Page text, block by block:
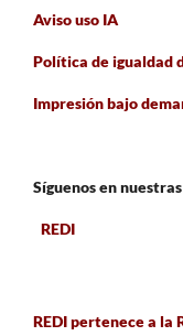
Aviso uso IA
Política de igualdad
Impresión bajo
Síguenos en
REDI
REDI pertenece a la